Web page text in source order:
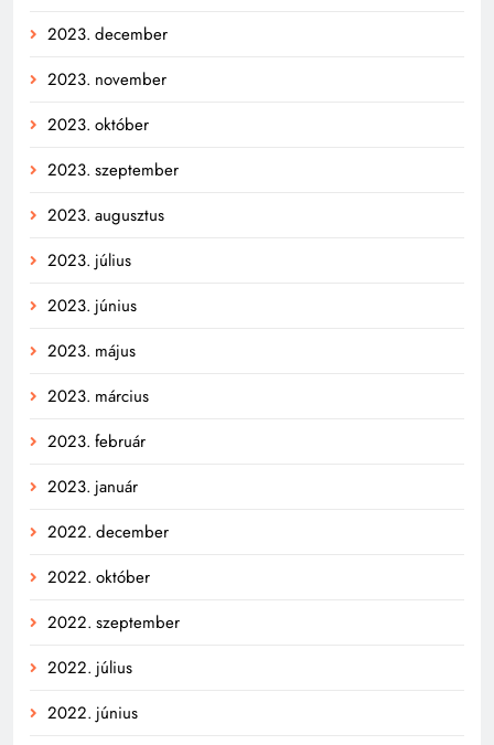
2023. december
2023. november
2023. október
2023. szeptember
2023. augusztus
2023. július
2023. június
2023. május
2023. március
2023. február
2023. január
2022. december
2022. október
2022. szeptember
2022. július
2022. június